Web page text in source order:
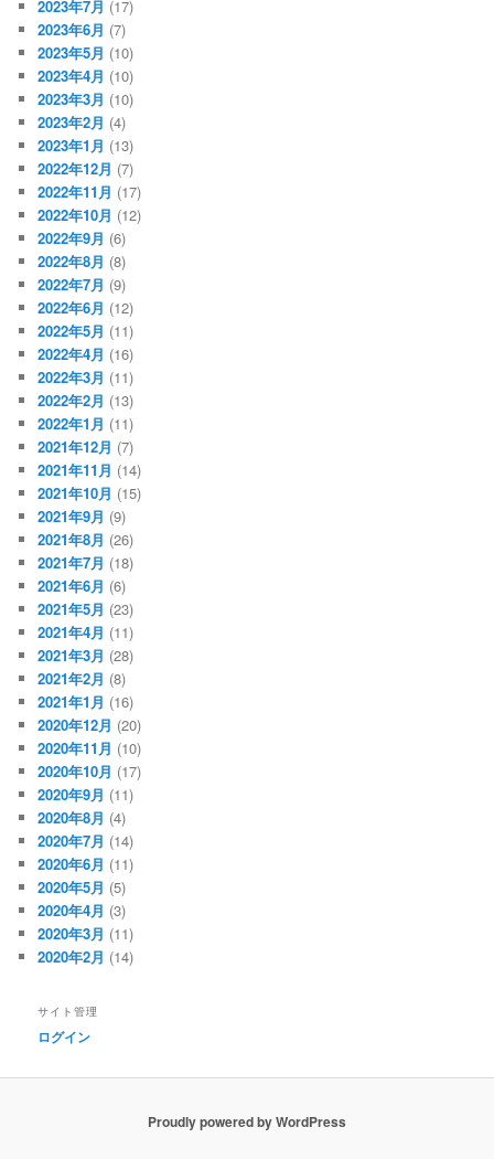
2023年7月 (17)
2023年6月 (7)
2023年5月 (10)
2023年4月 (10)
2023年3月 (10)
2023年2月 (4)
2023年1月 (13)
2022年12月 (7)
2022年11月 (17)
2022年10月 (12)
2022年9月 (6)
2022年8月 (8)
2022年7月 (9)
2022年6月 (12)
2022年5月 (11)
2022年4月 (16)
2022年3月 (11)
2022年2月 (13)
2022年1月 (11)
2021年12月 (7)
2021年11月 (14)
2021年10月 (15)
2021年9月 (9)
2021年8月 (26)
2021年7月 (18)
2021年6月 (6)
2021年5月 (23)
2021年4月 (11)
2021年3月 (28)
2021年2月 (8)
2021年1月 (16)
2020年12月 (20)
2020年11月 (10)
2020年10月 (17)
2020年9月 (11)
2020年8月 (4)
2020年7月 (14)
2020年6月 (11)
2020年5月 (5)
2020年4月 (3)
2020年3月 (11)
2020年2月 (14)
サイト管理
ログイン
Proudly powered by WordPress